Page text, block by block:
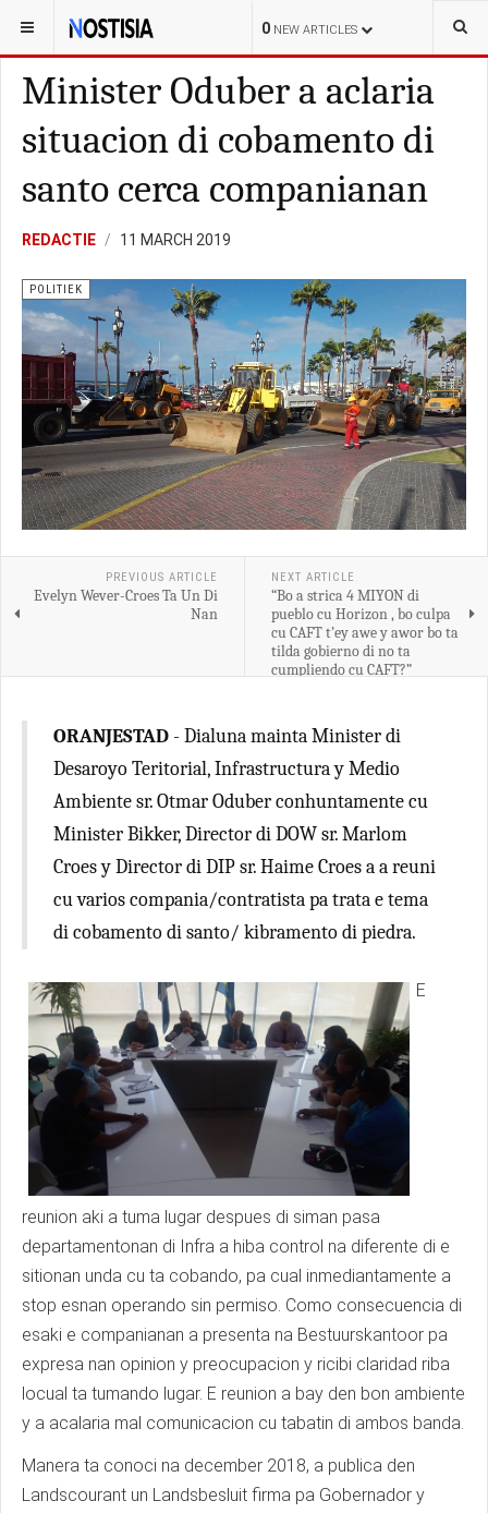
0 NEW ARTICLES
YOU ARE HERE: ARUBA POLITIEK
Minister Oduber a aclaria
situacion di cobamento di
santo cerca companianan
REDACTIE 11 MARCH 2019
POLITIEK
PREVIOUS ARTICLE
Evelyn Wever-Croes Ta Un Di
Nan
NEXT ARTICLE
“Bo a strica 4 MIYON di
pueblo cu Horizon , bo culpa
cu CAFT t’ey awe y awor bo ta
tilda gobierno di no ta
cumpliendo cu CAFT?”
ORANJESTAD - Dialuna mainta Minister di
Desaroyo Teritorial, Infrastructura y Medio
Ambiente sr. Otmar Oduber conhuntamente cu
Minister Bikker, Director di DOW sr. Marlom
Croes y Director di DIP sr. Haime Croes a a reuni
cu varios compania/contratista pa trata e tema
di cobamento di santo/ kibramento di piedra.
E
reunion aki a tuma lugar despues di siman pasa
departamentonan di Infra a hiba control na diferente di e
sitionan unda cu ta cobando, pa cual inmediantamente a
stop esnan operando sin permiso. Como consecuencia di
esaki e companianan a presenta na Bestuurskantoor pa
expresa nan opinion y preocupacion y ricibi claridad riba
locual ta tumando lugar. E reunion a bay den bon ambiente
y a acalaria mal comunicacion cu tabatin di ambos banda.
Manera ta conoci na december 2018, a publica den
Landscourant un Landsbesluit firma pa Gobernador y